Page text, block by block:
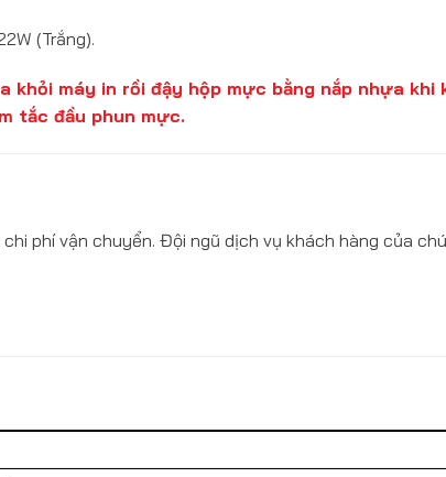
(Trắng).
máy in rồi đậy hộp mực bằng nắp nhựa khi
tắc đầu phun mực.
phí vận chuyển. Đội ngũ dịch vụ khách hàng của